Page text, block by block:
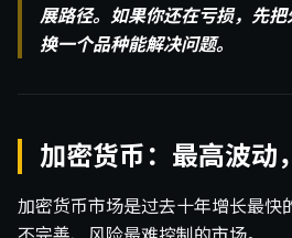
展路径。如果你还在亏损，先
换一个品种能解决问题。
加密货币：最高波动
加密货币市场是过去十年增长最快